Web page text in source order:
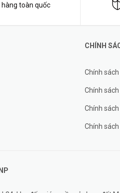
hàng toàn quốc
CHÍNH
Chính
Chính
Chính
Chính